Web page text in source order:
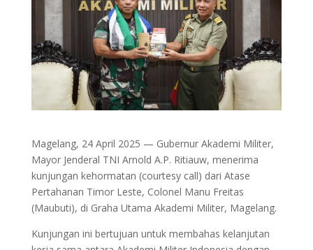
Magelang, 24 April 2025 — Gubernur Akademi Militer,
Mayor Jenderal TNI Arnold A.P. Ritiauw, menerima
kunjungan kehormatan (courtesy call) dari Atase
Pertahanan Timor Leste, Colonel Manu Freitas
(Maubuti), di Graha Utama Akademi Militer, Magelang.
Kunjungan ini bertujuan untuk membahas kelanjutan